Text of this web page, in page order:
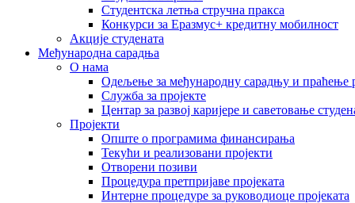
Студентска летња стручна пракса
Конкурси за Еразмус+ кредитну мобилност
Акције студената
Међународна сарадња
О нама
Одељење за међународну сарадњу и праћење
Служба за пројекте
Центар за развој каријере и саветовање
Пројекти
Опште о програмима финансирања
Текући и реализовани пројекти
Отворени позиви
Процедура претпријаве пројеката
Интерне процедуре за руководиоце пројеката